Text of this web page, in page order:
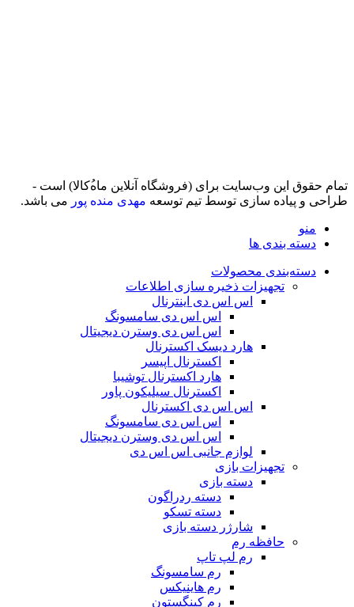
تمام حقوق اين وب‌سايت برای (فروشگاه آنلاین ماه‌‌‌‌‌‌ُکالا) است -
طراحی و پیاده سازی توسط تیم توسعه مهدی منده پور می باشد.
منو
دسته بندی ها
دسته‌بندی محصولات
تجهیزات ذخیره سازی اطلاعات
اس اس دی اینترنال
اس اس دی سامسونگ
اس اس دی وسترن دیجیتال
هارد دیسک اکسترنال
اکسترنال اپیسر
هارد اکسترنال توشیبا
اکسترنال سیلیکون پاور
اس اس دی اکسترنال
اس اس دی سامسونگ
اس اس دی وسترن دیجیتال
لوازم جانبی اس اس دی
تجهیزات بازی
دسته بازی
دسته ردراگون
دسته تسکو
شارژر دسته بازی
حافظه رم
رم لپ تاپ
رم سامسونگ
رم هاینیکس
رم کینگستون